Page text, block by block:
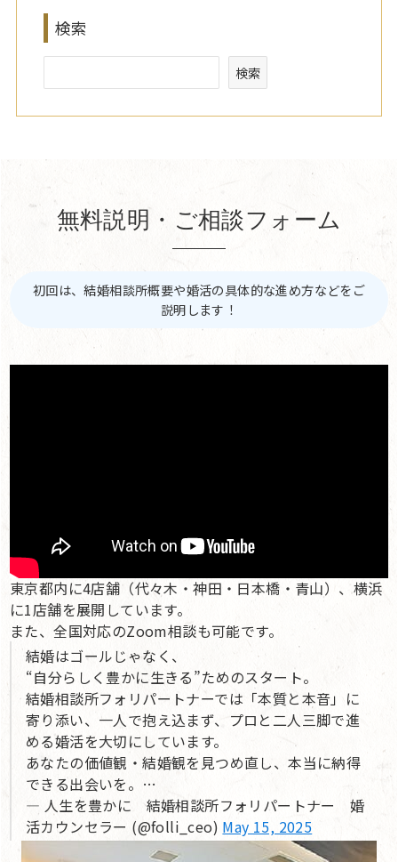
検索
検索
無料説明・ご相談フォーム
初回は、結婚相談所概要や婚活の具体的な進め方などをご
説明します！
東京都内に4店舗（代々木・神田・日本橋・青山）、横浜
に1店舗を展開しています。
また、全国対応のZoom相談も可能です。
結婚はゴールじゃなく、
“自分らしく豊かに生きる”ためのスタート。
結婚相談所フォリパートナーでは「本質と本音」に
寄り添い、一人で抱え込まず、プロと二人三脚で進
める婚活を大切にしています。
あなたの価値観・結婚観を見つめ直し、本当に納得
できる出会いを。…
— 人生を豊かに 結婚相談所フォリパートナー 婚
活カウンセラー (@folli_ceo) May 15, 2025